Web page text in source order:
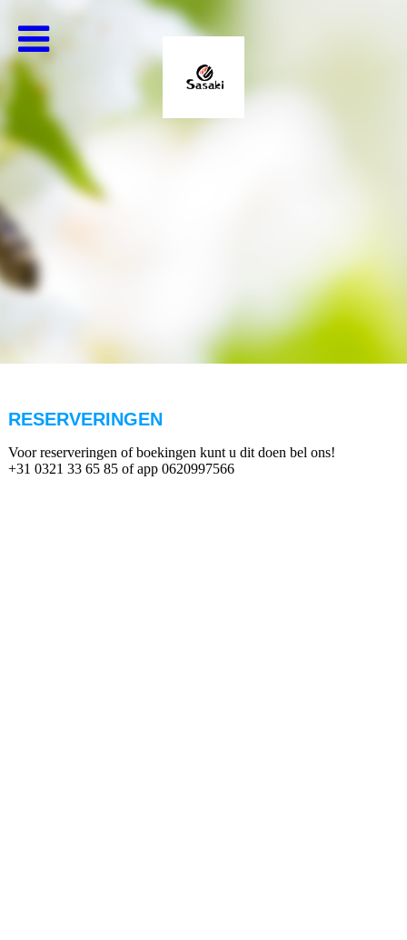
RESERVERINGEN
Voor reserveringen of boekingen kunt u dit doen bel ons!
+31 0321 33 65 85 of app 0620997566